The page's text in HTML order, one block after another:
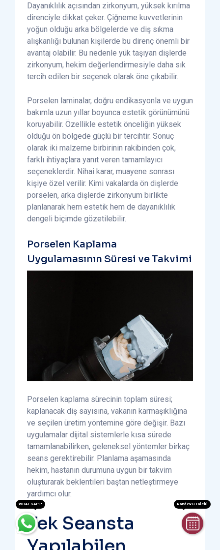
Dayanıklılık açısından zirkonyum, yüksek kırılma
direnciyle dikkat çeker. Çiğneme kuvvetlerinin
yoğun olduğu arka bölgelerde ve diş sıkma
alışkanlığı bulunan kişilerde bu direnç önemli bir
avantaj olabilir. Bu nedenle yük taşıyan dişlerde
zirkonyum, hekim değerlendirmesiyle daha sık
tercih edilen bir seçenek olarak öne çıkabilir.
Porselen laminalar, doğru endikasyonla ve uygun
bakımla uzun yıllar boyunca estetik görünümünü
koruyabilir. Özellikle estetik önceliğin yüksek
olduğu ön bölgede güçlü bir tercihtir. Sonuç
olarak iki malzeme birbirinin rakibinden çok,
farklı ihtiyaçlara yanıt veren tamamlayıcı
seçeneklerdir. Nihai karar, muayene sonrası
kişiye özel verilir. Kimi vakalarda ön dişlerde
porselen, arka dişlerde zirkonyum birlikte
planlanarak hem estetik hem de dayanıklılık
dengeli biçimde gözetilebilir.
Porselen Kaplama
Uygulamasının Süresi ve Takvimi
Porselen kaplama sürecinin toplam süresi;
kaplanacak diş sayısına, vakanın karmaşıklığına
ve seçilen üretim yöntemine göre değişir. Bazı
uygulamalar dijital sistemlerle kısa sürede
tamamlanabilirken, geleneksel yöntemler birkaç
seans gerektirebilir. Planlama aşamasında
hekim, hastanın durumuna uygun bir takvim
oluşturarak beklentileri baştan netleştirmeye
yardımcı olur.
Tek Seansta
WHATSAPP Randevu Talebi